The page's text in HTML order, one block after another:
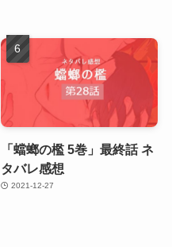
「蟷螂の檻 5巻」最終話 ネ
タバレ感想
2021-12-27